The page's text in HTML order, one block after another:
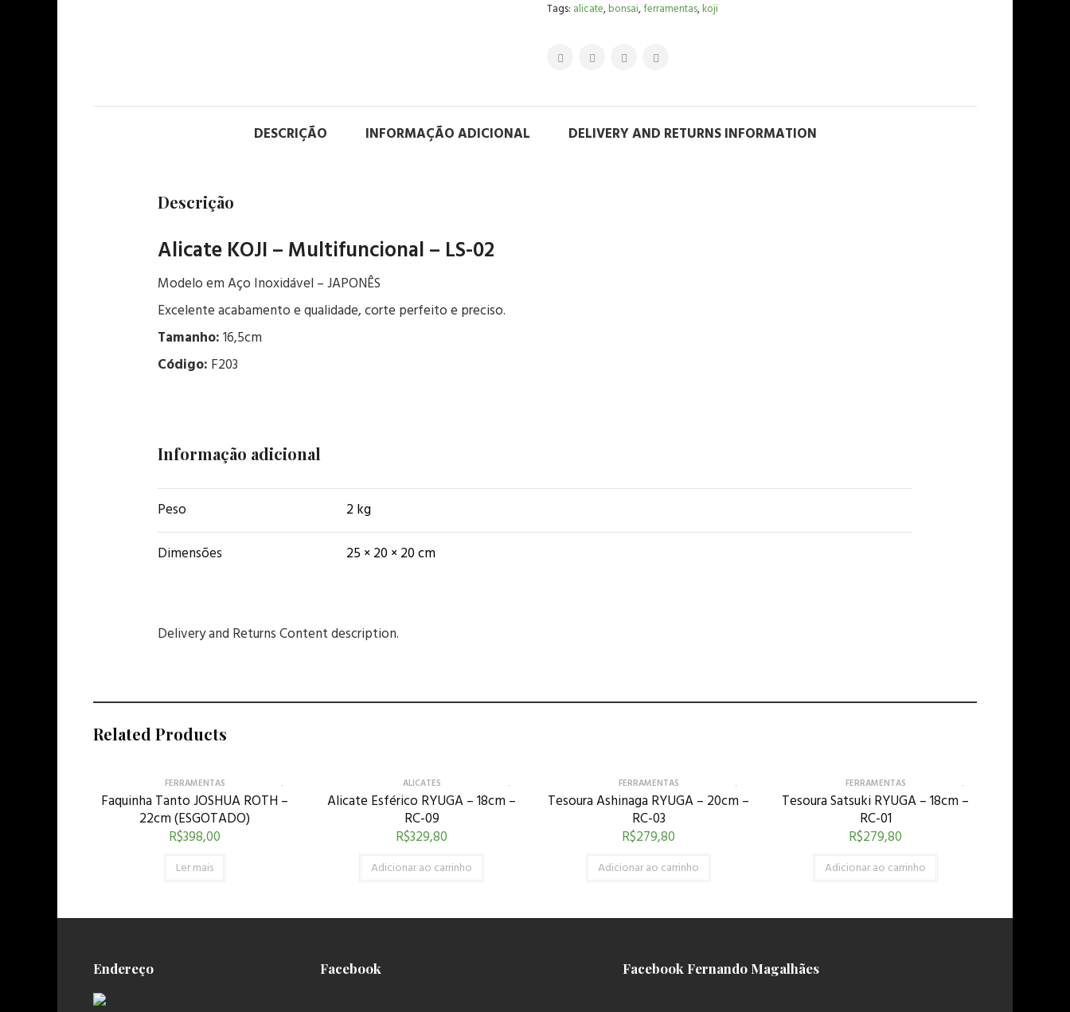
Tags: alicate,bonsai,ferramentas,koji
DESCRIÇÃO INFORMAÇÃO ADICIONAL DELIVERY AND RETURNS INFORMATION
Descrição
Alicate KOJI – Multifuncional – LS-02
Modelo em Aço Inoxidável – JAPONÊS
Excelente acabamento e qualidade, corte perfeito e preciso.
Tamanho:16,5cm
Código: F203
Informação adicional
Peso 2 kg
Dimensões 25 × 20 × 20 cm
Delivery and Returns Content description.
Related Products
FERRAMENTAS
Faquinha Tanto JOSHUA ROTH –
22cm (ESGOTADO)
R$398,00
Ler mais
ALICATES
Alicate Esférico RYUGA – 18cm –
RC-09
R$329,80
Adicionar ao carrinho
FERRAMENTAS
Tesoura Ashinaga RYUGA – 20cm –
RC-03
R$279,80
Adicionar ao carrinho
FERRAMENTAS
Tesoura Satsuki RYUGA – 18cm –
RC-01
R$279,80
Adicionar ao carrinho
Endereço Facebook Facebook Fernando Magalhães